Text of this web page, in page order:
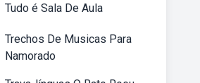
Tudo é Sala De Aula
Trechos De Musicas Para
Namorado